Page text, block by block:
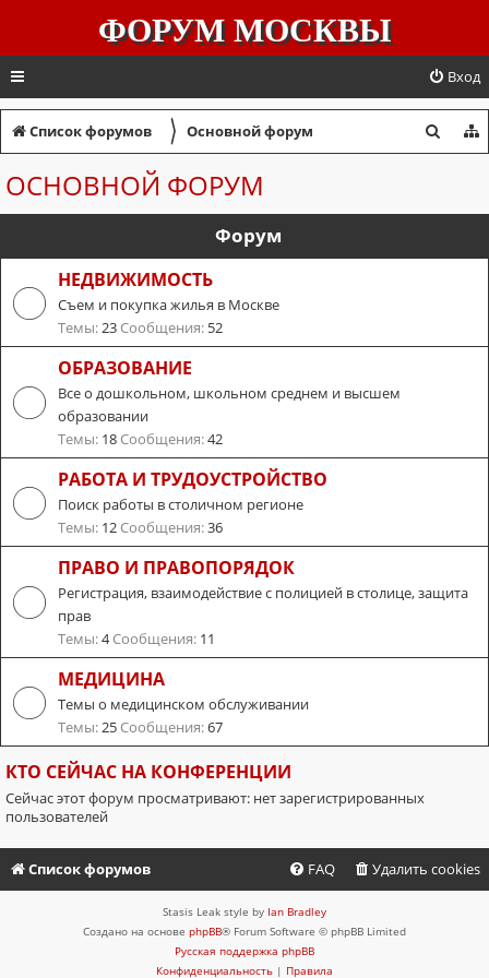
ФОРУМ МОСКВЫ
Вход
Список форумов 〉 Основной форум
к
ОСНОВНОЙ ФОРУМ
Форум
НЕДВИЖИМОСТЬ
Съем и покупка жилья в Москве
Темы:23 Сообщения: 52
ОБРАЗОВАНИЕ
Все о дошкольном, школьном среднем и высшем
образовании
Темы: 18 Сообщения:42
РАБОТА И ТРУДОУСТРОЙСТВО
Поиск работы в столичном регионе
Темы: 12 Сообщения:36
ПРАВО И ПРАВОПОРЯДОК
Регистрация, взаимодействие с полицией в столице, защита
прав
Темы:4Сообщения: 11
МЕДИЦИНА
Темы о медицинском обслуживании
Темы:25 Сообщения:67
КТО СЕЙЧАС НА КОНФЕРЕНЦИИ
Сейчас этот форум просматривают: нет зарегистрированных
пользователей
Список форумов Удалить cookies
FAQ
Stasis Leak style by Ian Bradley
Создано на основе phpBB® Forum Software © phpBB Limited
Русская поддержка phpBB
Конфиденциальность | Правила